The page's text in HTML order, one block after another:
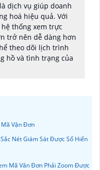
dịch vụ giúp doanh
hoá hiệu quả. Với
thống xem trực
trở nên dễ dàng hơn
theo dõi lịch trình
hồ và tình trạng của
Mã Vận Đơn
Nét Giám Sát Được Số Hiển
Mã Vân Đơn Phải Zoom Được